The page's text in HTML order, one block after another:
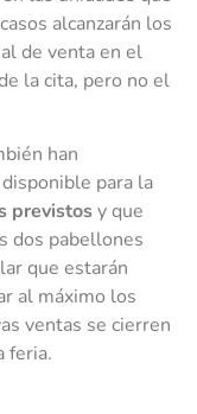
alcanzarán los
de venta en el
la cita, pero no el
han
para la
previstosy que
dos pabellones
que estarán
al máximo los
ventas se cierren
feria.